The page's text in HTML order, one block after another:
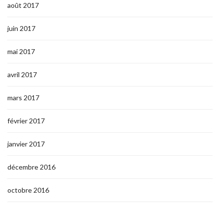
août 2017
juin 2017
mai 2017
avril 2017
mars 2017
février 2017
janvier 2017
décembre 2016
octobre 2016